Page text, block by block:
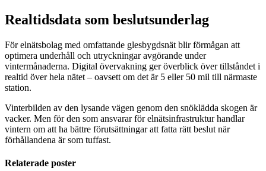
Realtidsdata som beslutsunderlag
För elnätsbolag med omfattande glesbygdsnät blir förmågan att
optimera underhåll och utryckningar avgörande under
vintermånaderna. Digital övervakning ger överblick över tillståndet i
realtid över hela nätet – oavsett om det är 5 eller 50 mil till närmaste
station.
Vinterbilden av den lysande vägen genom den snöklädda skogen är
vacker. Men för den som ansvarar för elnätsinfrastruktur handlar
vintern om att ha bättre förutsättningar att fatta rätt beslut när
förhållandena är som tuffast.
Relaterade poster